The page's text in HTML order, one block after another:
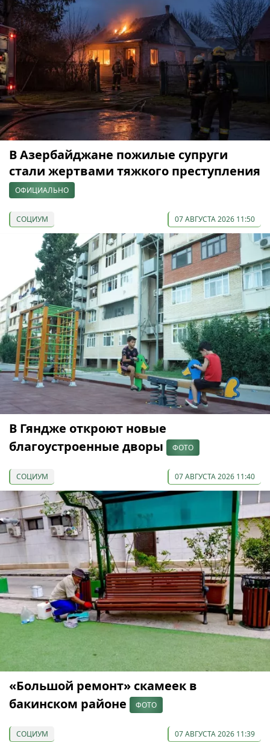
В Азербайджане пожилые супруги
стали жертвами тяжкого преступления
ОФИЦИАЛЬНО
СОЦИУМ 07 АВГУСТА 2026 11:50
В Гяндже откроют новые
благоустроенные дворы
ФОТО
СОЦИУМ 07 АВГУСТА 2026 11:40
«Большой ремонт» скамеек в
бакинском районе
ФОТО
СОЦИУМ 07 АВГУСТА 2026 11:39